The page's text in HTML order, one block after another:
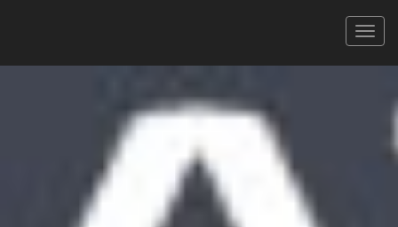
Semi-Marathon de SETE
17/09/2023
SEMI MARATHON DE SÈTE
Signaler une erreur XLS